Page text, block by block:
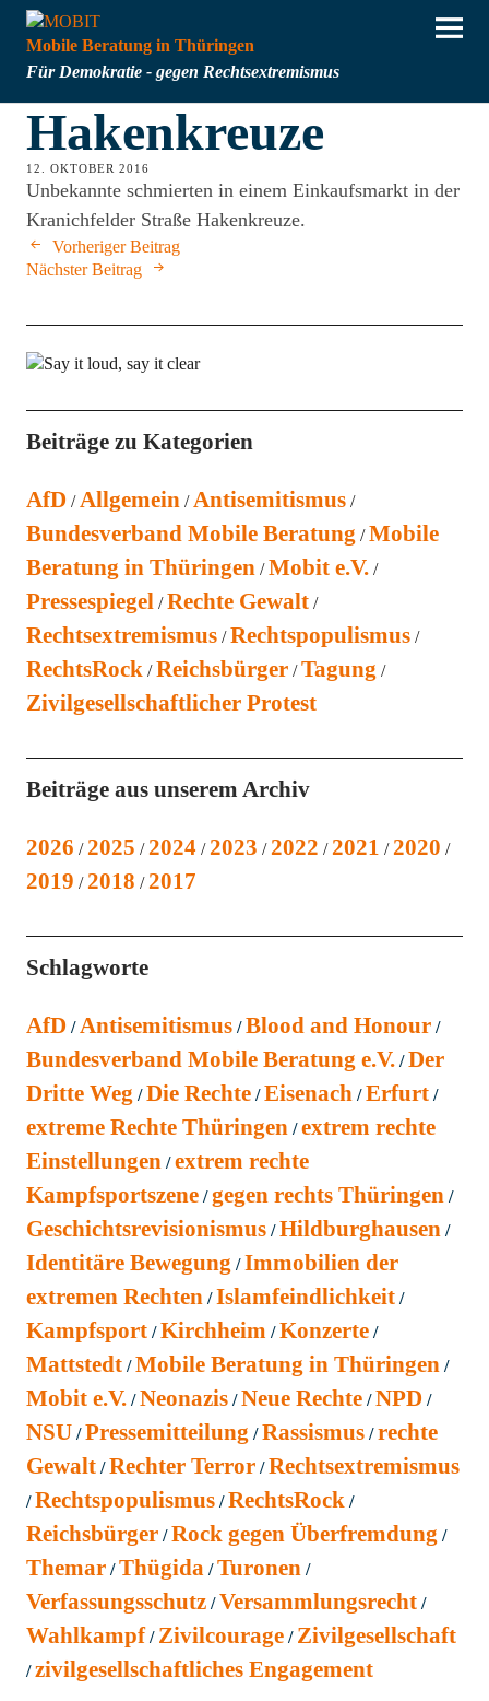
Mobile Beratung in Thüringen
Für Demokratie - gegen Rechtsextremismus
Hakenkreuze
12. OKTOBER 2016
Unbekannte schmierten in einem Einkaufsmarkt in der
Kranichfelder Straße Hakenkreuze.
Vorheriger Beitrag
Nächster Beitrag
Beiträge zu Kategorien
AfD Allgemein Antisemitismus
Bundesverband Mobile Beratung Mobile
Beratung in Thüringen Mobit e.V.
Pressespiegel Rechte Gewalt
Rechtsextremismus Rechtspopulismus
RechtsRock Reichsbürger Tagung
Zivilgesellschaftlicher Protest
Beiträge aus unserem Archiv
2026 2025 2024 2023 2022 2021 2020
2019 2018 2017
Schlagworte
AfD Antisemitismus Blood and Honour
Bundesverband Mobile Beratung e.V. Der
Dritte Weg Die Rechte Eisenach Erfurt
extreme Rechte Thüringen extrem rechte
Einstellungen extrem rechte
Kampfsportszene gegen rechts Thüringen
Geschichtsrevisionismus Hildburghausen
Identitäre Bewegung Immobilien der
extremen Rechten Islamfeindlichkeit
Kampfsport Kirchheim Konzerte
Mattstedt Mobile Beratung in Thüringen
Mobit e.V. Neonazis Neue Rechte NPD
NSU Pressemitteilung Rassismus rechte
Gewalt Rechter Terror Rechtsextremismus
Rechtspopulismus RechtsRock
Reichsbürger Rock gegen Überfremdung
Themar Thügida Turonen
Verfassungsschutz Versammlungsrecht
Wahlkampf Zivilcourage Zivilgesellschaft
zivilgesellschaftliches Engagement